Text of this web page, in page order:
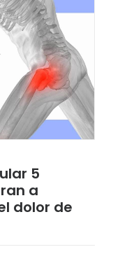
5
a
dolor de